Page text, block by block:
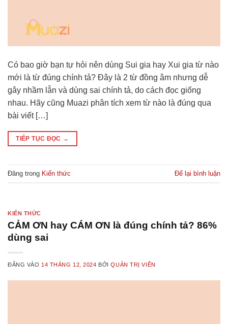
Có bao giờ bạn tự hỏi nên dùng Sui gia hay Xui gia từ nào
mới là từ đúng chính tả? Đây là 2 từ đồng âm nhưng dễ
gây nhầm lẫn và dùng sai chính tả, do cách đọc giống
nhau. Hãy cũng Muazi phân tích xem từ nào là đúng qua
bài viết […]
TIẾP TỤC ĐỌC →
Đăng trong Kiến thức Để lại bình luận
KIẾN THỨC
CẢM ƠN hay CÁM ƠN là đúng chính tả? 86%
dùng sai
ĐĂNG VÀO 14 THÁNG 12, 2024 BỞIQUẢN TRỊ VIÊN